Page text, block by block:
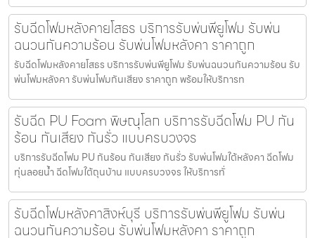
รับฉีดโฟมหลังคายโสธร บริการรับพ่นพียูโฟม รับพ่น
ฉนวนกันความร้อน รับพ่นโฟมหลังคา ราคาถูก
รับฉีดโฟมหลังคายโสธร บริการรับพ่นพียูโฟม รับพ่นฉนวนกันความร้อน รับ
พ่นโฟมหลังคา รับพ่นโฟมกันเสียง ราคาถูก พร้อมให้บริการท
รับฉีด PU Foam พิษณุโลก บริการรับฉีดโฟม PU กัน
ร้อน กันเสียง กันรั่ว แบบครบวงจร
บริการรับฉีดโฟม PU กันร้อน กันเสียง กันรั่ว รับพ่นโฟมใต้หลังคา ฉีดโฟม
ทุ่นลอยน้ำ ฉีดโฟมใต้ถุนบ้าน แบบครบวงจร ให้บริการทั่
รับฉีดโฟมหลังคาสิงห์บุรี บริการรับพ่นพียูโฟม รับพ่น
ฉนวนกันความร้อน รับพ่นโฟมหลังคา ราคาถูก